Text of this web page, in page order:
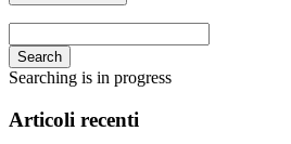
Search
Searching is in progress
Articoli recenti